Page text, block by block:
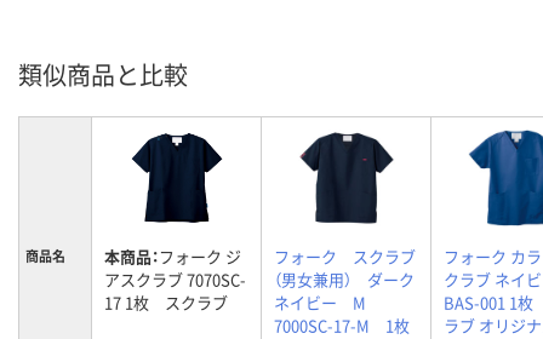
類似商品と比較
商品名 本商品：フォーク ジ
アスクラブ 7070SC-
17 1枚 スクラブ
フォーク スクラブ
（男女兼用） ダーク
ネイビー M
7000SC-17-M 1枚
フォーク カ
クラブ ネイ
BAS-001 1
ラブ オリジ